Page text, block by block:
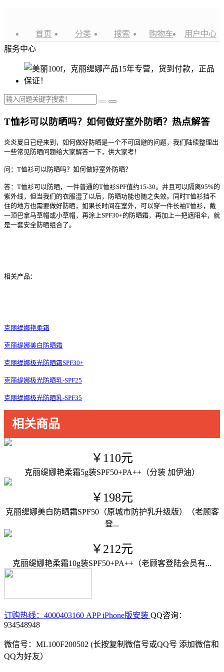
首页 分类 搜索 购物车
用户中心
服务中心
T恤衫可以防晒吗？如何做好室外防晒？热点解答
炎炎夏日已经来到，如何做好防晒是一个不可回避的问题，我们陆续整理出
一些常见防晒问题给大家解答一下，供大家考！
问：T恤衫可以防晒吗？如何做好室外防晒？
答：T恤衫可以防晒，一件普通的T恤衫SPF值约15-30。并且可以隔离95%的
紫外线，但当我们的衣服湿了以后，防晒功能也随之失效。同时T恤衫挡不
住的地方也需要做好防晒，如果长时间在室外，可以穿一件长袖T恤衫，戴
一顶巴拿马草帽或小草帽，再涂上SPF30+的防晒霜，再加上一把遮阳伞，就
是一套安全防晒组合了。
相关产品：
克丽缇娜艳柔霜
克丽缇娜美白防晒霜
克丽缇娜极光防晒霜SPF30+
克丽缇娜极光防晒乳-SPF25
克丽缇娜极光防晒乳-SPF35
相关商品
￥110元
克丽缇娜艳柔霜5g装SPF50+PA++（分装 加伊油）
￥198元
克丽缇娜美白防晒霜SPF50（原城市防护乳升级版）（老顾客
登...
￥212元
克丽缇娜艳柔霜10g装SPF50+PA++（老顾客登陆会员有...
订购热线：4000403160 APP iPhone版安装 QQ咨询：
934548948
微信号：ML100F200502 (长按复制微信号或QQ号 添加微信和
QQ为好友）